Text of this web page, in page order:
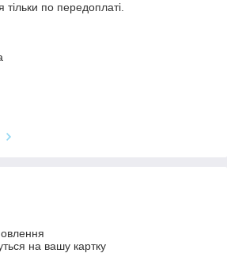
тільки по передоплаті.
на вашу картку